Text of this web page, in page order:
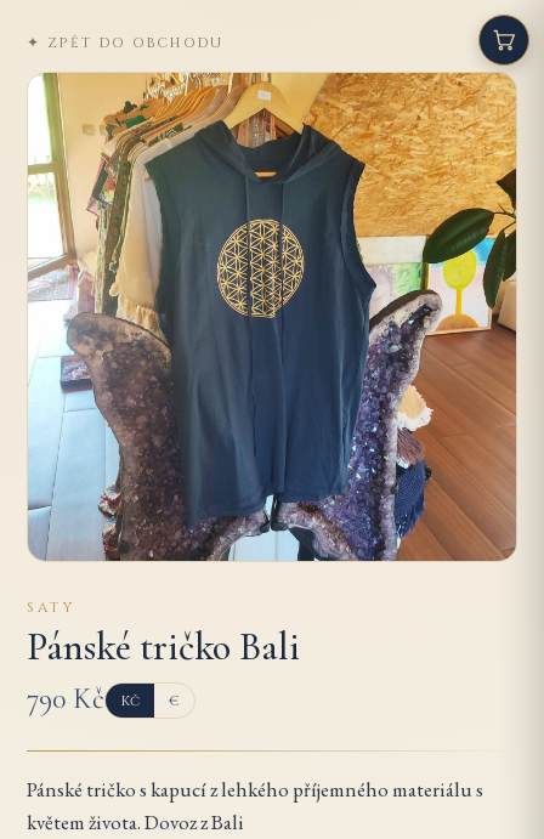
✦ ZPĚT DO OBCHODU
SATY
Pánské tričko Bali
790 Kč Kč €
Pánské tričko s kapucí z lehkého příjemného materiálu s
květem života. Dovoz z Bali